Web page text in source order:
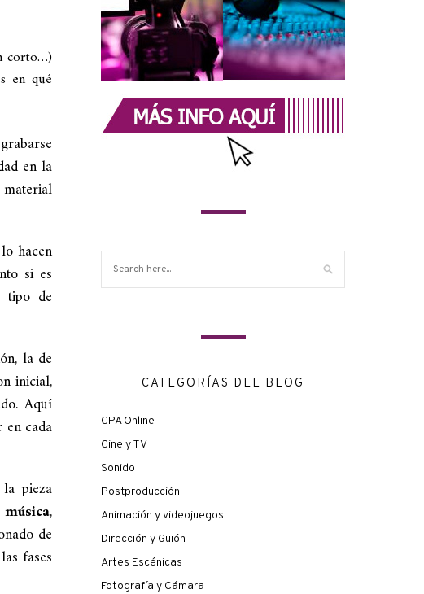
corto…)
en qué
en la
hacen
si es
tipo de
la de
inicial,
Aquí
cada
pieza
música,
de
fases
CATEGORÍAS DEL BLOG
CPA Online
Cine y TV
Sonido
Postproducción
Animación y videojuegos
Dirección y Guión
Artes Escénicas
Fotografía y Cámara